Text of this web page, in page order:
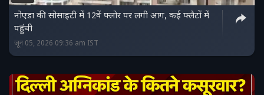
नोएडा की सोसाइटी में 12वें फ्लोर पर लगी आग, कई फ्लैटों में
पहुंची
जून 05, 2026 09:36 am IST